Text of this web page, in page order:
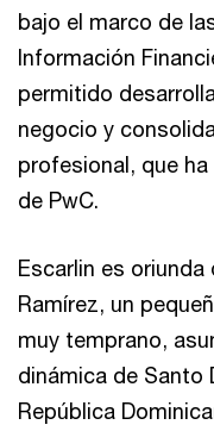
bajo el marco de
Información
permitido
negocio y
profesional, que
de PwC.
Escarlin es oriunda
Ramírez, un
muy temprano,
dinámica de Santo
República